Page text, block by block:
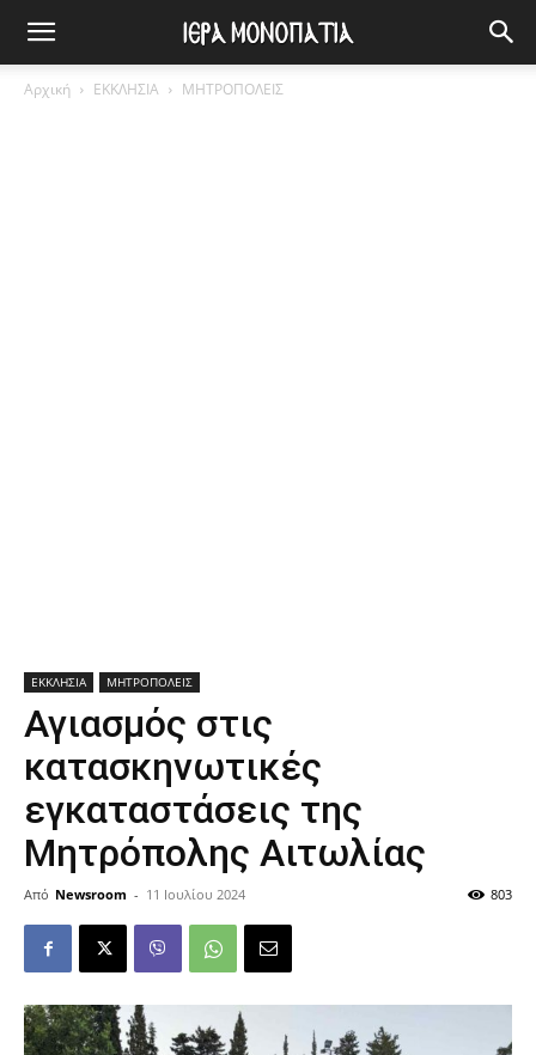
Αρχική ΕΚΚΛΗΣΙΑ ΜΗΤΡΟΠΟΛΕΙΣ
ΕΚΚΛΗΣΙΑ ΜΗΤΡΟΠΟΛΕΙΣ
Αγιασμός στις
κατασκηνωτικές
εγκαταστάσεις της
Μητρόπολης Αιτωλίας
Από Newsroom - 11 Ιουλίου 2024 803